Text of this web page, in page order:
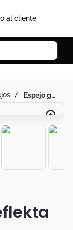
al cliente
espejo goliat - reflekta